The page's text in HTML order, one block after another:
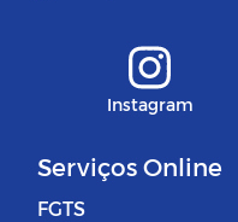
Instagram
Serviços Online
FGTS